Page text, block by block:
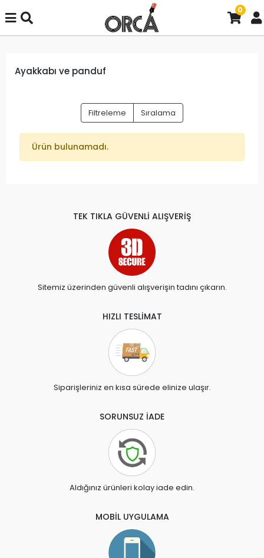
0
Ayakkabı ve panduf
Filtreleme Sıralama
Ürün bulunamadı.
TEK TIKLA GÜVENLİ ALIŞVERİŞ
Sitemiz üzerinden güvenli alışverişin tadını çıkarın.
HIZLI TESLİMAT
Siparişleriniz en kısa sürede elinize ulaşır.
SORUNSUZ İADE
Aldığınız ürünleri kolay iade edin.
MOBİL UYGULAMA